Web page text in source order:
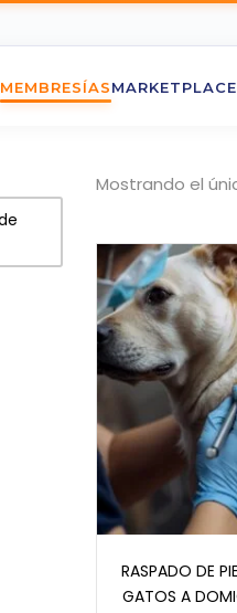
MEMBRESÍASMARKETPLACE
Mostrando el
RASPADO DE
GATOS A